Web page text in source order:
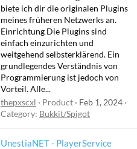
biete ich dir die originalen Plugins
meines früheren Netzwerks an.
Einrichtung Die Plugins sind
einfach einzurichten und
weitgehend selbsterklärend. Ein
grundlegendes Verständnis von
Programmierung ist jedoch von
Vorteil. Alle...
thepxscxl
Product
Feb 1, 2024
Category: Bukkit/Spigot
UnestiaNET - PlayerService